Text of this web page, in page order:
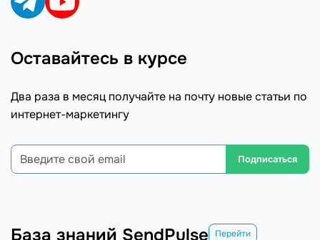
Оставайтесь в курсе
Два раза в месяц получайте на почту новые статьи по
интернет-маркетингу
Подписаться
База знаний SendPulse Перейти